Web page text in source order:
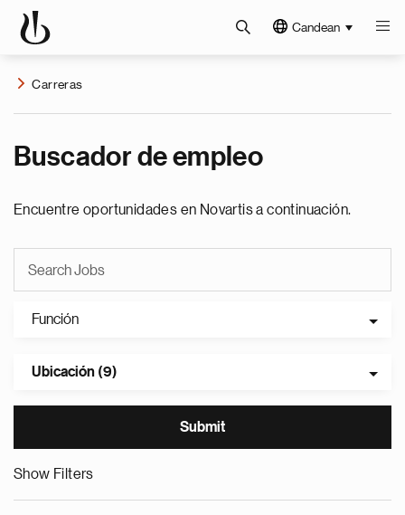
Candean
Carreras
Buscador de empleo
Encuentre oportunidades en Novartis a continuación.
Función
Ubicación (9)
Show Filters